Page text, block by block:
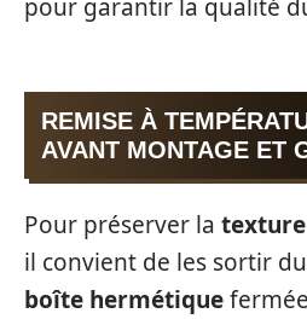
pour garantir la qualité
REMISE À
AVANT MONTAGE ET
Pour préserver la texture
il convient de les sortir
boîte hermétique